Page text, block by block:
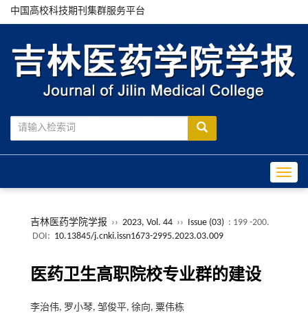
中国高校科技期刊集群服务平台
吉林医药学院学报 ›› 2023, Vol. 44 ›› Issue (03) : 199 -200.
DOI: 10.13845/j.cnki.issn1673-2995.2023.03.009
医药卫生高职院校专业群的建设
李治伟, 罗小琴, 邹俊平, 徐向, 粟伟栋